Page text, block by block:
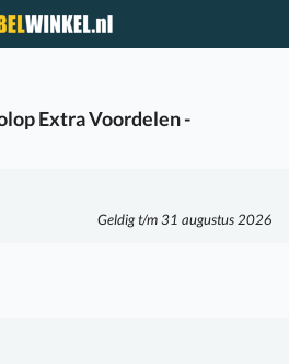
Extra Voordelen -
Geldig t/m 31 augustus 2026